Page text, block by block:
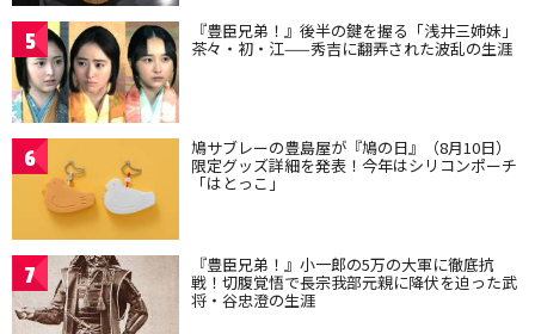
5 『豊臣兄弟！』後半の鍵を握る「浅井三姉妹」
茶々・初・江——秀吉に翻弄された波乱の生涯
6 鳩サブレーの豊島屋が『鳩の日』（8月10日）
限定グッズ詳細を発表！今年はシリコンポーチ
「はとっこ」
7 『豊臣兄弟！』小一郎の5万の大軍に徹底抗
戦！切腹覚悟で長宗我部元親に降伏を迫った武
将・谷忠澄の生涯